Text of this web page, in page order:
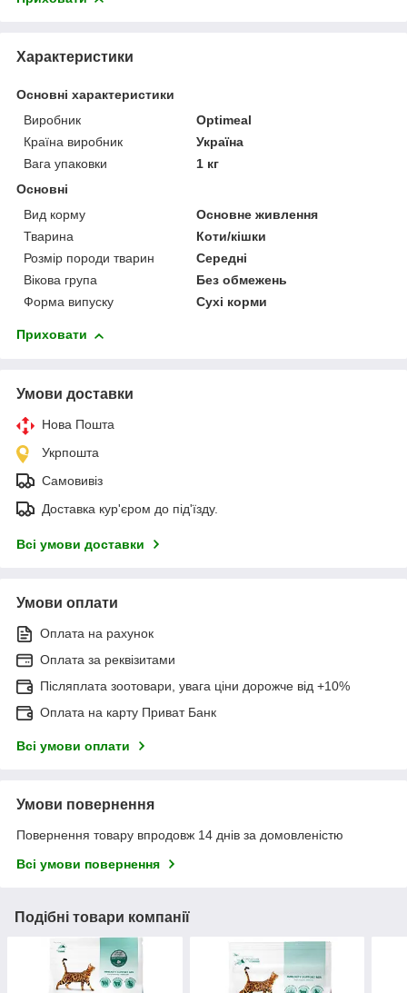
Характеристики
Основні характеристики
Виробник
Optimeal
Країна виробник
Україна
Вага упаковки
1 кг
Основні
Вид корму
Основне живлення
Тварина
Коти/кішки
Розмір породи тварин
Середні
Вікова група
Без обмежень
Форма випуску
Сухі корми
Приховати
Умови доставки
Нова Пошта
Укрпошта
Самовивіз
Доставка кур'єром до під'їзду.
Всі умови доставки
Умови оплати
Оплата на рахунок
Оплата за реквізитами
Післяплата зоотовари, увага ціни дорожче від +10%
Оплата на карту Приват Банк
Всі умови оплати
Умови повернення
Повернення товару впродовж 14 днів за домовленістю
Всі умови повернення
Подібні товари компанії